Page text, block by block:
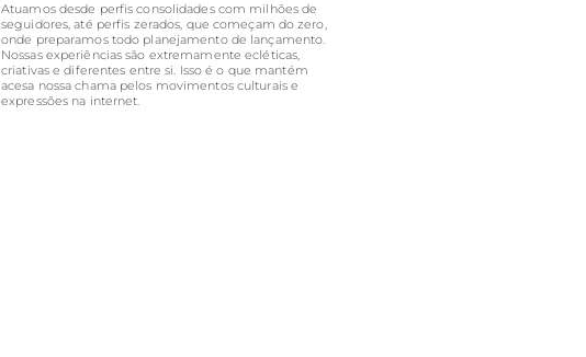
Atuamos desde perfis consolidades com milhões de
seguidores, até perfis zerados, que começam do zero,
onde preparamos todo planejamento de lançamento.
Nossas experiências são extremamente ecléticas,
criativas e diferentes entre si. Isso é o que mantém
acesa nossa chama pelos movimentos culturais e
expressões na internet.